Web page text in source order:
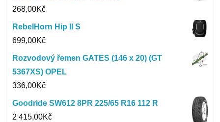
268,00Kč
RebelHorn Hip II S
699,00Kč
Rozvodový řemen GATES (146 x 20) (GT
5367XS) OPEL
336,00Kč
Goodride SW612 8PR 225/65 R16 112 R
2 415,00Kč